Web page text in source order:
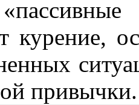
курение,
привычки.